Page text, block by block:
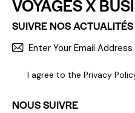
VOYAGES X
SUIVRE NOS ACTUALITÉS
I agree to the Privacy
NOUS SUIVRE